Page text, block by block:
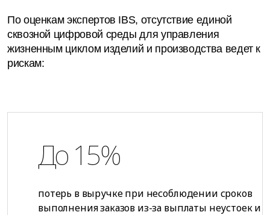
По оценкам экспертов IBS, отсутствие единой
сквозной цифровой среды для управления
жизненным циклом изделий и производства ведет к
рискам:
До 15%
потерь в выручке при несоблюдении сроков
выполнения заказов из-за выплаты неустоек и